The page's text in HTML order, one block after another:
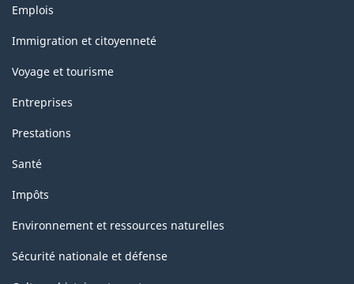
Thèmes
sujets
Emplois
Immigration et citoyenneté
Voyage et tourisme
Entreprises
Prestations
Santé
Impôts
Environnement et ressources naturelles
Sécurité nationale et défense